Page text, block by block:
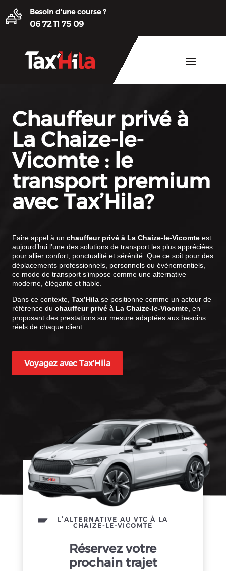
Besoin d'une course ?
06 72 11 75 09
Chauffeur privé à
La Chaize-le-
Vicomte : le
transport premium
avec Tax’Hila?
Faire appel à un chauffeur privé à La Chaize-le-Vicomte est
aujourd’hui l’une des solutions de transport les plus appréciées
pour allier confort, ponctualité et sérénité. Que ce soit pour des
déplacements professionnels, personnels ou événementiels,
ce mode de transport s’impose comme une alternative
moderne, élégante et fiable.
Dans ce contexte, Tax’Hila se positionne comme un acteur de
référence du chauffeur privé à La Chaize-le-Vicomte, en
proposant des prestations sur mesure adaptées aux besoins
réels de chaque client.
Voyagez avec Tax'Hila
L’ALTERNATIVE AU VTC À LA
CHAIZE-LE-VICOMTE
Réservez votre
prochain trajet